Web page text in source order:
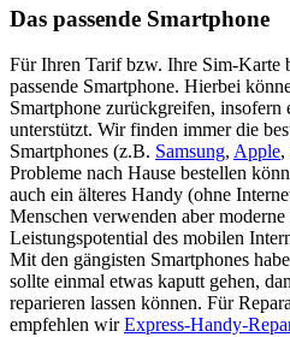
Das passende Smartphone
Für Ihren Tarif bzw. Ihre Sim-Karte
passende Smartphone. Hierbei
Smartphone zurückgreifen, insofern
unterstützt. Wir finden immer die
Smartphones (z.B. Samsung, Apple,
Probleme nach Hause bestellen
auch ein älteres Handy (ohne
Menschen verwenden aber
Leistungspotential des mobilen
Mit den gängisten Smartphones
sollte einmal etwas kaputt gehen,
reparieren lassen können. Für
empfehlen wirExpress-Handy-